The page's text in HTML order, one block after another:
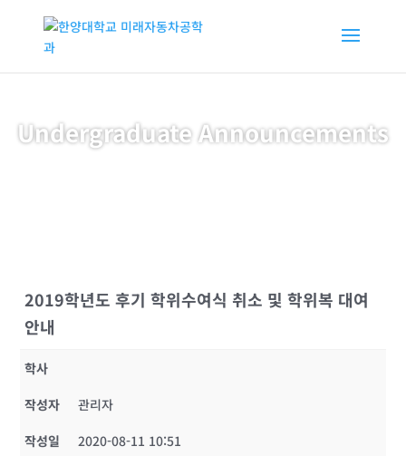
Undergraduate Announcements
2019학년도 후기 학위수여식 취소 및 학위복 대여
안내
학사
작성자
관리자
작성일
2020-08-11 10:51